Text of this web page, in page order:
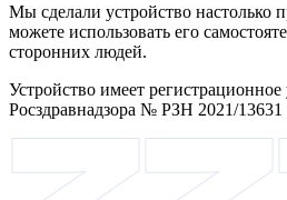
Мы сделали устройство настолько
можете использовать его
сторонних людей.
Устройство имеет регистрационное
Росздравнадзора № РЗН 2021/13631